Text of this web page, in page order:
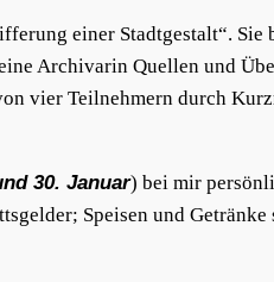
einer Stadtgestalt“. Sie
Archivarin Quellen und
vier Teilnehmern durch
30. Januar) bei mir
Speisen und